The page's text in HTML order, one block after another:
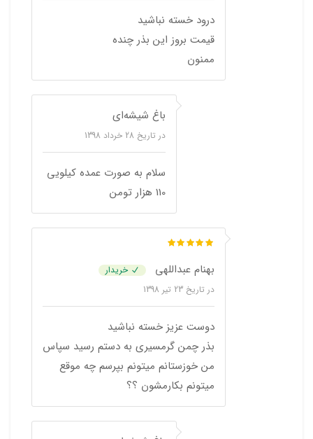
درود خسته نباشید
قیمت بروز این بذر چنده
ممنون
باغ شیشه‌ای
در تاریخ 28 خرداد 1398
سلام به صورت عمده کیلویی
110 هزار تومن
بهنام عبداللهی
خریدار
در تاریخ 23 تیر 1398
دوست عزیز خسته نباشید
بذر چمن گرمسیری به دستم رسید سپاس
من خوزستانم میتونم بپرسم چه موقع
میتونم بکارمشون ؟؟